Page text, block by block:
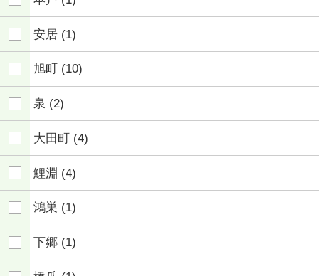
安居 (1)
旭町 (10)
泉 (2)
大田町 (4)
鯉淵 (4)
鴻巣 (1)
下郷 (1)